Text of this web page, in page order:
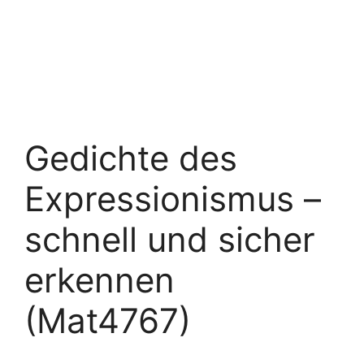
Gedichte des
Expressionismus –
schnell und sicher
erkennen
(Mat4767)